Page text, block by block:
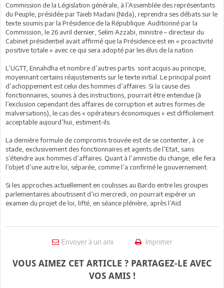
Commission de la Législation générale, à l’Assemblée des représentants
du Peuple, présidée par Taieb Madani (Nida), reprendra ses débats sur le
texte soumis par la Présidence de la République. Auditionné par la
Commission, le 26 avril dernier, Selim Azzabi, ministre – directeur du
Cabinet présidentiel avait affirmé que la Présidence est en « proactivité
positive totale » avec ce qui sera adopté par les élus de la nation.
L’UGTT, Ennahdha et nombre d’autres partis sont acquis au principe,
moyennant certains réajustements sur le texte initial. Le principal point
d’achoppement est celui des hommes d’affaires. Si la cause des
fonctionnaires, soumis à des instructions, pourrait être entendue (à
l’exclusion cependant des affaires de corruption et autres formes de
malversations), le cas des « opérateurs économiques » est difficilement
acceptable aujourd’hui, estiment-ils.
La dernière formule de compromis trouvée est de se contenter, à ce
stade, exclusivement des fonctionnaires et agents de l’Etat, sans
s’étendre aux hommes d’affaires. Quant à l’amnistie du change, elle fera
l’objet d’une autre loi, séparée, comme l’a confirmé le gouvernement.
Si les approches actuellement en coulisses au Bardo entre les groupes
parlementaires aboutissent d’ici mercredi, on pourrait espérer un
examen du projet de loi, lifté, en séance plénière, après l’Aïd.
Envoyer à un ami Imprimer
VOUS AIMEZ CET ARTICLE ? PARTAGEZ-LE AVEC
VOS AMIS !